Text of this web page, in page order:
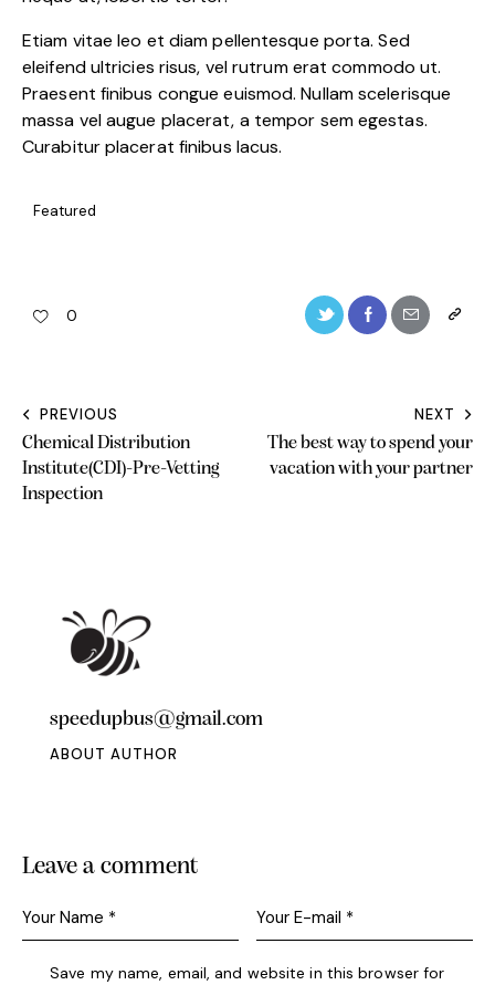
Etiam vitae leo et diam pellentesque porta. Sed
eleifend ultricies risus, vel rutrum erat commodo ut.
Praesent finibus congue euismod. Nullam scelerisque
massa vel augue placerat, a tempor sem egestas.
Curabitur placerat finibus lacus.
Featured
0
PREVIOUS
Chemical Distribution
Institute(CDI)-Pre-Vetting
Inspection
NEXT
The best way to spend your
vacation with your partner
speedupbus@gmail.com
ABOUT AUTHOR
Leave a comment
Save my name, email, and website in this browser for